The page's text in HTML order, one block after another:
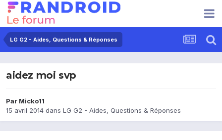
LG G2 - Aides, Questions & Réponses
aidez moi svp
Par Micko11
15 avril 2014 dans LG G2 - Aides, Questions & Réponses